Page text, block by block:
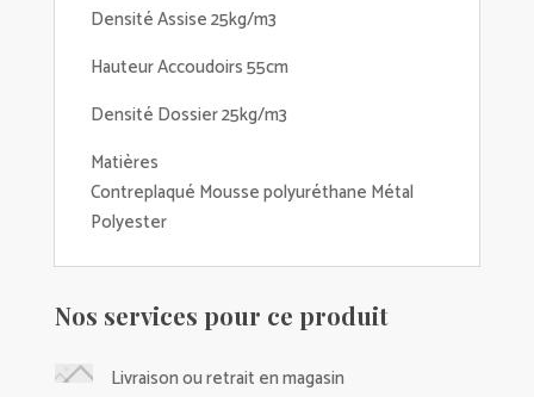
Densité Assise 25kg/m3
Hauteur Accoudoirs 55cm
Densité Dossier 25kg/m3
Matières
Contreplaqué Mousse polyuréthane Métal
Polyester
Nos services pour ce produit
Livraison ou retrait en magasin